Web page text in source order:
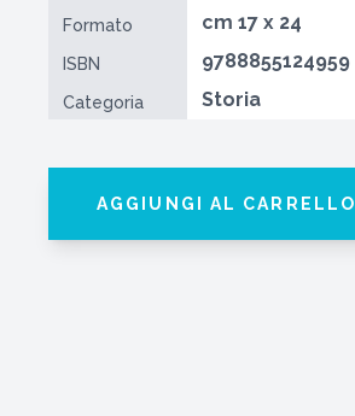
Formato cm 17 x 24
ISBN 9788855124959
Categoria Storia
AGGIUNGI AL CARRELLO